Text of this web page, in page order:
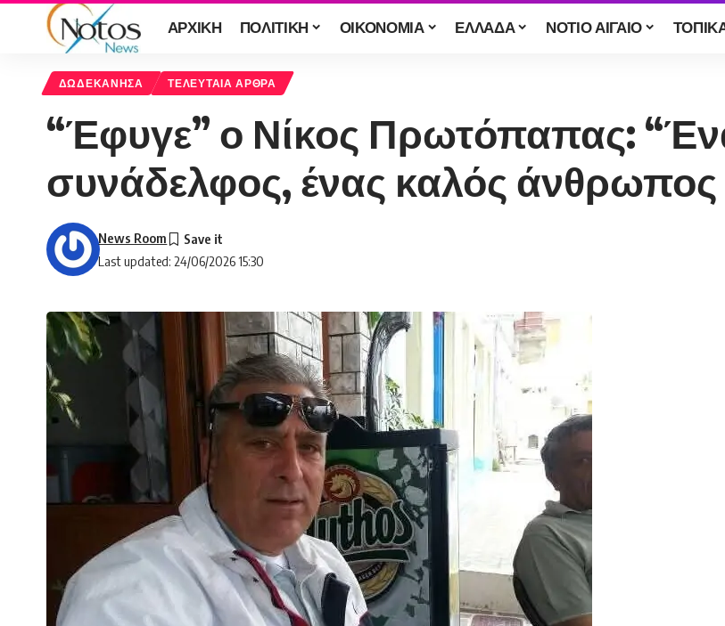
ΑΡΧΙΚΗ ΠΟΛΙΤΙΚΗ ΟΙΚΟΝΟΜΙΑ ΕΛΛΑΔΑ ΝΟΤΙΟ ΑΙΓΑΙΟ
ΔΩΔΕΚΑΝΗΣΑ ΤΕΛΕΥΤΑΙΑ ΑΡΘΡΑ
“Έφυγε” ο Νίκος Πρωτόπαπας:
συνάδελφος, ένας καλός
Last updated: 24/06/2026 15:30
News Room